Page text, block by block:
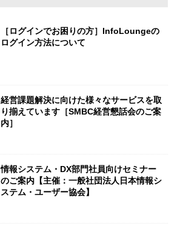
［ログインでお困りの方］InfoLoungeの
ログイン方法について
経営課題解決に向けた様々なサービスを取
り揃えています［SMBC経営懇話会のご案
内］
情報システム・DX部門社員向けセミナー
のご案内【主催：一般社団法人日本情報シ
ステム・ユーザー協会】